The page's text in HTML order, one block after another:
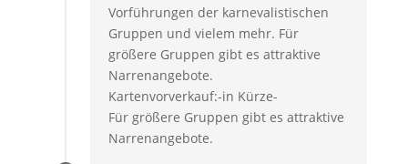
Vorführungen der karnevalistischen
Gruppen und vielem mehr. Für
größere Gruppen gibt es attraktive
Narrenangebote.
Kartenvorverkauf:-in Kürze-
Für größere Gruppen gibt es attraktive
Narrenangebote.